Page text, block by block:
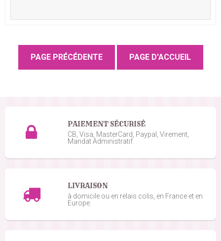
PAIEMENT SÉCURISÉ
CB, Visa, MasterCard, Paypal, Virement,
Mandat Administratif.
LIVRAISON
à domicile ou en relais colis, en France et en
Europe.